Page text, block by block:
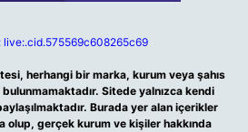
live:.cid.575569c608265c69
herhangi bir marka, kurum veya şahıs
Sitede yalnızca kendi
Burada yer alan içerikler
olup, gerçek kurum ve kişiler hakkında